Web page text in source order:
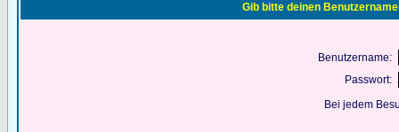
Gib bitte deinen
Benutzername:
Passwort:
Bei jedem